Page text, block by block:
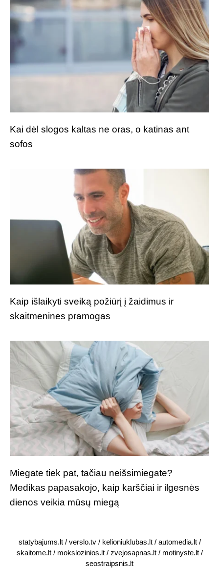
Kai dėl slogos kaltas ne oras, o katinas ant
sofos
Kaip išlaikyti sveiką požiūrį į žaidimus ir
skaitmenines pramogas
Miegate tiek pat, tačiau neišsimiegate?
Medikas papasakojo, kaip karščiai ir ilgesnės
dienos veikia mūsų miegą
statybajums.lt/ verslo.tv/ kelioniuklubas.lt/ automedia.lt/
skaitome.lt/ mokslozinios.lt/ zvejosapnas.lt/ motinyste.lt/
seostraipsnis.lt